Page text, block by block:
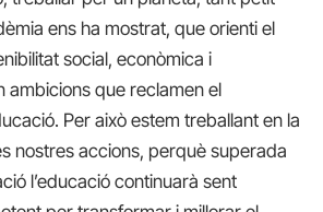
ens ha mostrat, que orienti el
social, econòmica i
ambicions que reclamen el
Per això estem treballant en la
nostres accions, perquè superada
l’educació continuarà sent